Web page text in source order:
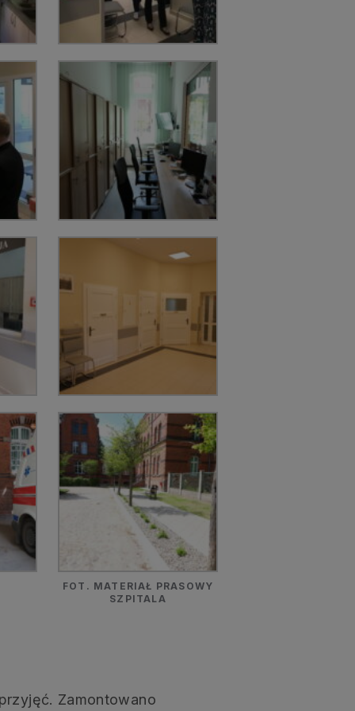
FOT. MATERIAŁ PRASOWY
SZPITALA
Zamontowano